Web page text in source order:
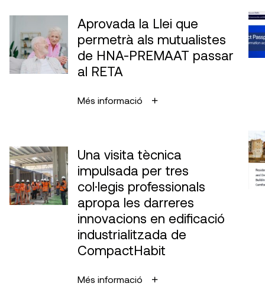
Aprovada la Llei que
permetrà als mutualistes
de HNA-PREMAAT passar
al RETA
Més informació
Una visita tècnica
impulsada per tres
col·legis professionals
apropa les darreres
innovacions en edificació
industrialitzada de
CompactHabit
Més informació